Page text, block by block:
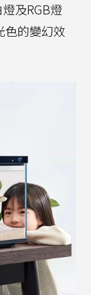
及RGB燈
色的變幻效